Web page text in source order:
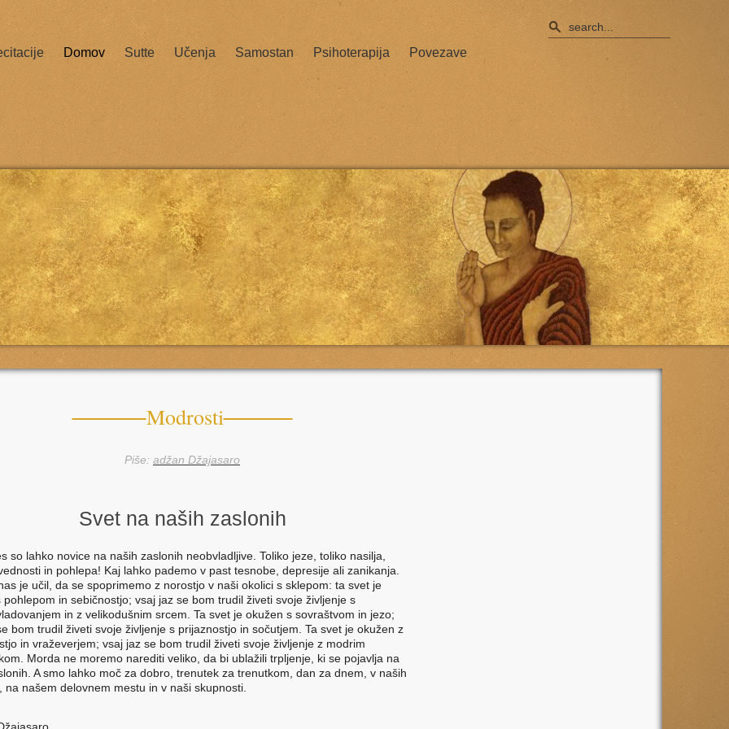
Domov Sutte Učenja Samostan Psihoterapija Povezave
Modrosti
Piše: adžan Džajasaro
Svet na naših zaslonih
so lahko novice na naših zaslonih neobvladljive. Toliko jeze, toliko nasilja,
in pohlepa! Kaj lahko pademo v past tesnobe, depresije ali zanikanja.
je učil, da se spoprimemo z norostjo v naši okolici s sklepom: ta svet je
pohlepom in sebičnostjo; vsaj jaz se bom trudil živeti svoje življenje s
in z velikodušnim srcem. Ta svet je okužen s sovraštvom in jezo;
bom trudil živeti svoje življenje s prijaznostjo in sočutjem. Ta svet je okužen z
in vraževerjem; vsaj jaz se bom trudil živeti svoje življenje z modrim
Morda ne moremo narediti veliko, da bi ublažili trpljenje, ki se pojavlja na
A smo lahko moč za dobro, trenutek za trenutkom, dan za dnem, v naših
na našem delovnem mestu in v naši skupnosti.